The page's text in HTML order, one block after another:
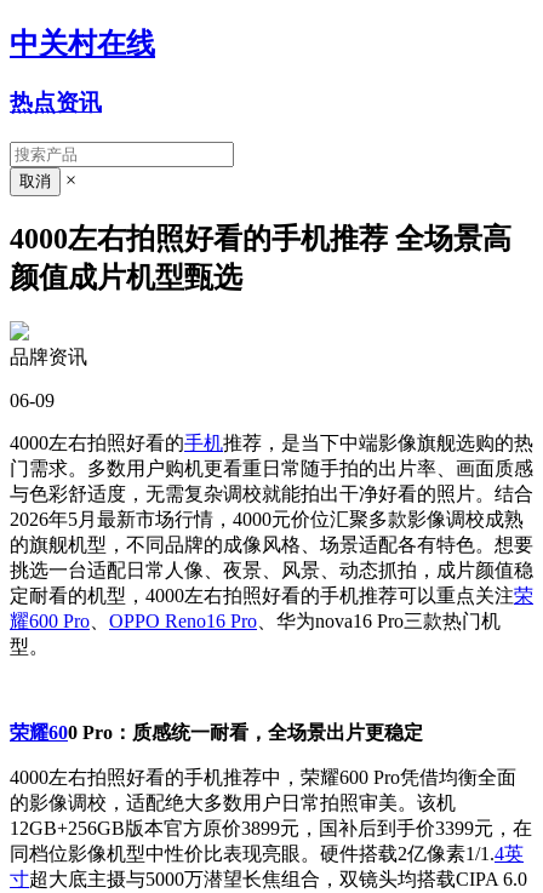
中关村在线
热点资讯
×
4000左右拍照好看的手机推荐 全场景高
颜值成片机型甄选
品牌资讯
06-09
4000左右拍照好看的手机推荐，是当下中端影像旗舰选购的热
门需求。多数用户购机更看重日常随手拍的出片率、画面质感
与色彩舒适度，无需复杂调校就能拍出干净好看的照片。结合
2026年5月最新市场行情，4000元价位汇聚多款影像调校成熟
的旗舰机型，不同品牌的成像风格、场景适配各有特色。想要
挑选一台适配日常人像、夜景、风景、动态抓拍，成片颜值稳
定耐看的机型，4000左右拍照好看的手机推荐可以重点关注荣
耀600 Pro
OPPO Reno16 Pro 、华为nova16 Pro三款热门机
型。
荣耀600 Pro：质感统一耐看，全场景出片更稳定
4000左右拍照好看的手机推荐中，荣耀600 Pro凭借均衡全面
的影像调校，适配绝大多数用户日常拍照审美。该机
12GB+256GB版本官方原价3899元，国补后到手价3399元，在
同档位影像机型中性价比表现亮眼。硬件搭载2亿像素1/1.4英
寸超大底主摄与5000万潜望长焦组合，双镜头均搭载CIPA 6.0